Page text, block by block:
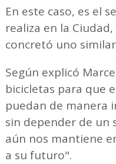
En este caso, es el
realiza en la
concretó uno
Según explicó
bicicletas para que
puedan de manera
sin depender de un
aún nos mantiene
a su futuro".